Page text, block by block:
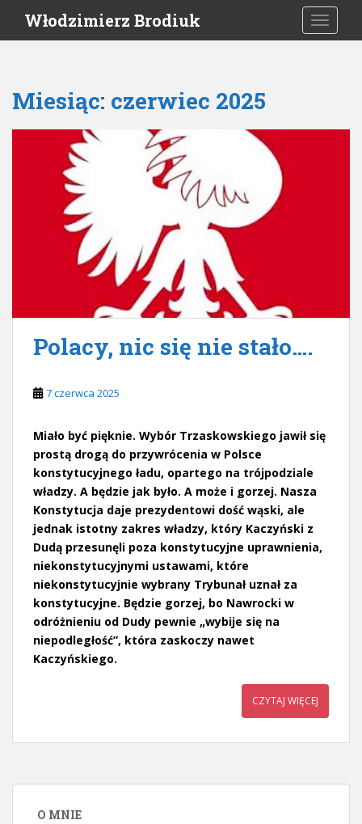
i
Włodzimierz Brodiuk
Miesiąc: czerwiec 2025
Polacy, nic się nie stało….
7 czerwca 2025
Miało być pięknie. Wybór Trzaskowskiego jawił się
prostą drogą do przywrócenia w Polsce
konstytucyjnego ładu, opartego na trójpodziale
władzy. A będzie jak było. A może i gorzej. Nasza
Konstytucja daje prezydentowi dość wąski, ale
jednak istotny zakres władzy, który Kaczyński z
Dudą przesunęli poza konstytucyjne uprawnienia,
niekonstytucyjnymi ustawami, które
niekonstytucyjnie wybrany Trybunał uznał za
konstytucyjne. Będzie gorzej, bo Nawrocki w
odróżnieniu od Dudy pewnie „wybije się na
niepodległość”, która zaskoczy nawet
Kaczyńskiego.
CZYTAJ WIĘCEJ
O MNIE